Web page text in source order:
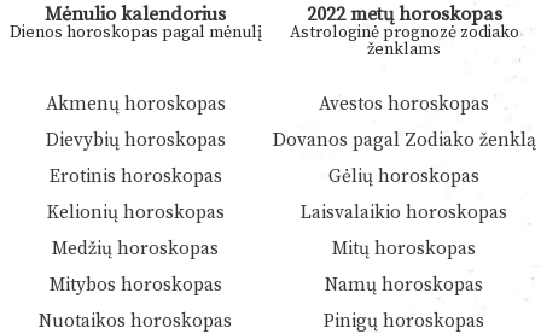
Mėnulio kalendorius
Dienos horoskopas pagal mėnulį
2022 metų horoskopas
Astrologinė prognozė zodiako
ženklams
Akmenų horoskopas
Avestos horoskopas
Dievybių horoskopas
Dovanos pagal Zodiako ženklą
Erotinis horoskopas
Gėlių horoskopas
Kelionių horoskopas
Laisvalaikio horoskopas
Medžių horoskopas
Mitų horoskopas
Mitybos horoskopas
Namų horoskopas
Nuotaikos horoskopas
Pinigų horoskopas